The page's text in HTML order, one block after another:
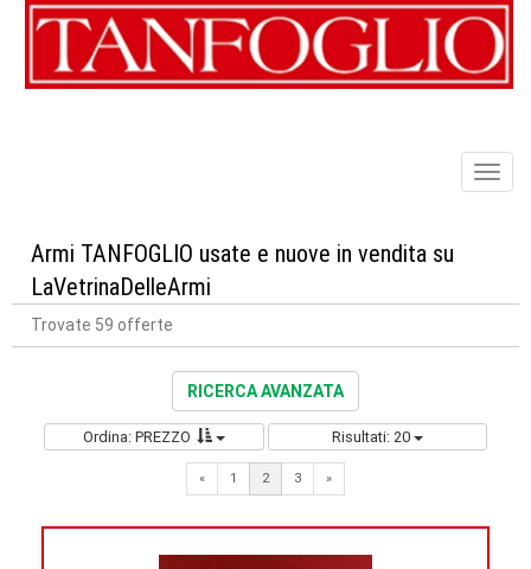
Armi TANFOGLIO usate e nuove in vendita su
LaVetrinaDelleArmi
Trovate 59 offerte
RICERCA AVANZATA
Ordina: PREZZO Risultati: 20
«Previous
1 2 3 »Next